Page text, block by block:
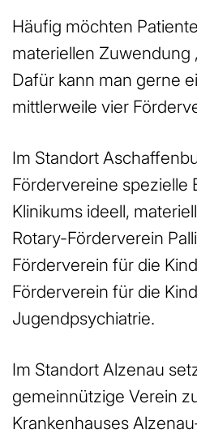
Häufig möchten
materiellen Zuwendung
Dafür kann man gerne
mittlerweile vier
Im Standort
Fördervereine spezielle
Klinikums ideell,
Rotary-Förderverein
Förderverein für die
Förderverein für die
Jugendpsychiatrie.
Im Standort Alzenau
gemeinnützige Verein
Krankenhauses